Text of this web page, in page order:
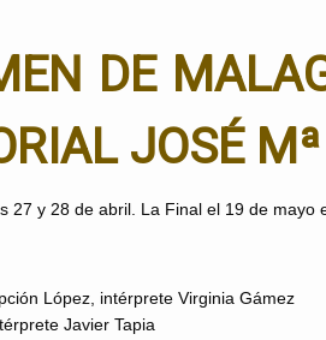
DE
JOSÉ
27 y 28 de abril. La Final el 19 de mayo
López, intérprete Virginia Gámez
Javier Tapia